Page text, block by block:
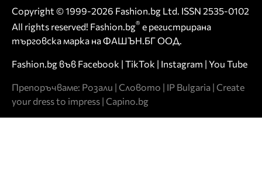
Copyright © 1999-2026 Fashion.bg Ltd. ISSN 2535-0102
All rights reserved! Fashion.bg® е регистрирана
търговска марка на ФАШЪН.БГ ООД.
Fashion.bg във Facebook | TikTok | Instagram | You Tube
Препоръчваме: Розали | Словото | IP Bulgaria | Create
your dress to impress | Capino.bg